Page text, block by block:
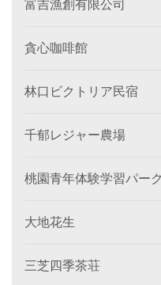
富吉漁創有限公司
貪心咖啡館
林口ビクトリア民宿
千郁レジャー農場
桃園青年体験学習パーク
大地花生
三芝四季茶荘